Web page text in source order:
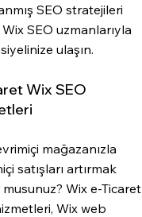
SEO stratejileri
SEO uzmanlarıyla
ulaşın.
Wix SEO
mağazanızla
satışları artırmak
Wix e-Ticaret
Wix web